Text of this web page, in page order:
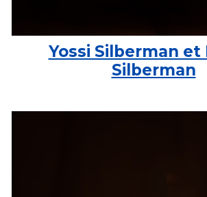
Yossi Silberman et
Silberman